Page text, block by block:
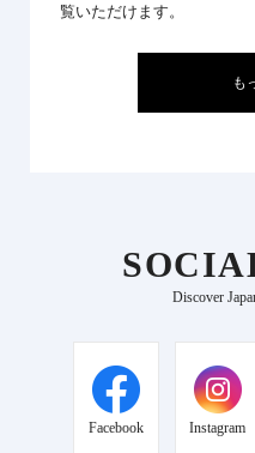
覧いただけます。
も
Discover
Facebook Instagram